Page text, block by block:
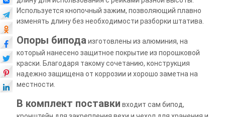
Используется кнопочный зажим, позволяющий плавно
изменять длину без необходимости разборки штатива.
Опоры бипода изготовлены из алюминия, на
который нанесено защитное покрытие из порошковой
краски. Благодаря такому сочетанию, конструкция
надежно защищена от коррозии и хорошо заметна на
местности.
В комплект поставки входит сам бипод,